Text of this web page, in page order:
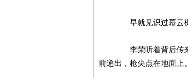
早就见识过慕云枫的
李荣听着背后传来的
前递出，枪尖点在地面上。